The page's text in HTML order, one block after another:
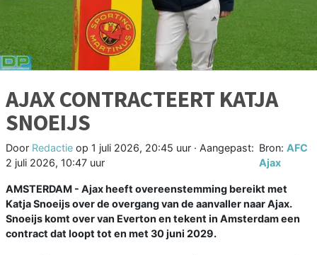
AJAX CONTRACTEERT KATJA
SNOEIJS
Door Redactie op 1 juli 2026, 20:45 uur · Aangepast:
2 juli 2026, 10:47 uur
Bron: AFC
Ajax
AMSTERDAM - Ajax heeft overeenstemming bereikt met
Katja Snoeijs over de overgang van de aanvaller naar Ajax.
Snoeijs komt over van Everton en tekent in Amsterdam een
contract dat loopt tot en met 30 juni 2029.